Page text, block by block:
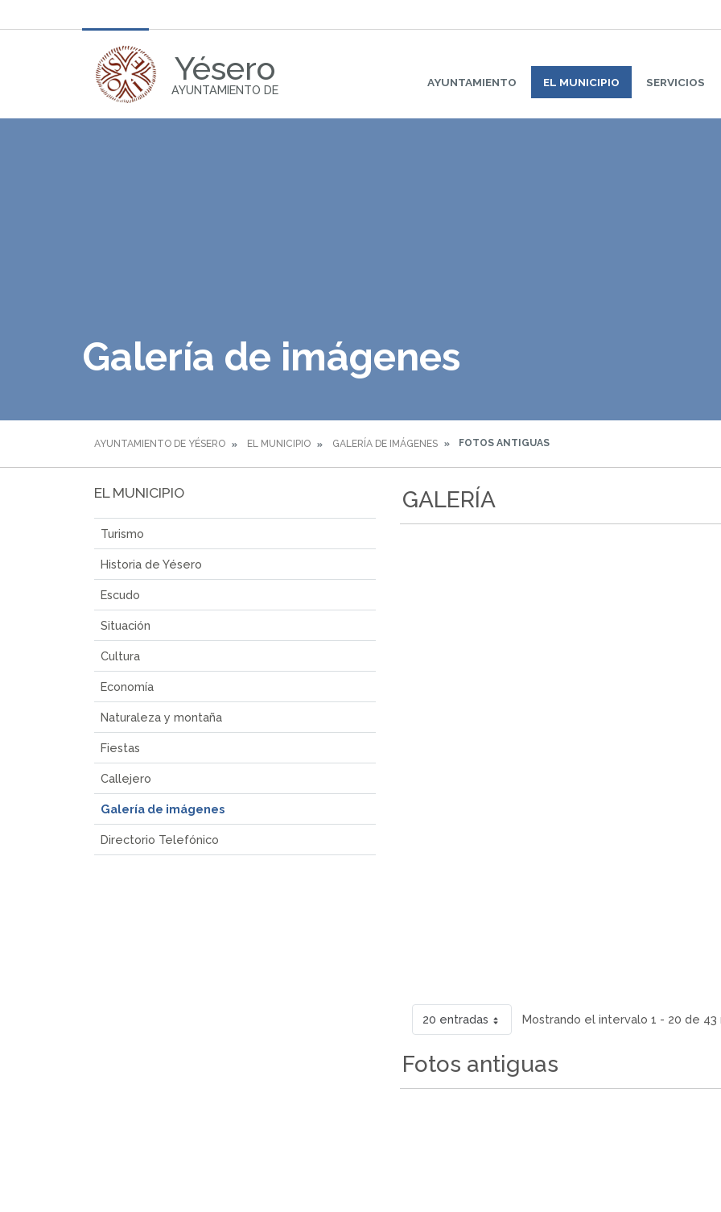
Yésero
AYUNTAMIENTO DE
AYUNTAMIENTO EL MUNICIPIO SERVICIOS
Galería de imágenes
AYUNTAMIENTO DE YÉSERO EL MUNICIPIO GALERÍA DE IMÁGENES FOTOS ANTIGUAS
EL MUNICIPIO
Turismo
Historia de Yésero
Escudo
Situación
Cultura
Economía
Naturaleza y montaña
Fiestas
Callejero
Galería de imágenes
Directorio Telefónico
GALERÍA
20 entradas Mostrando el intervalo 1 - 20 de 43
Fotos antiguas